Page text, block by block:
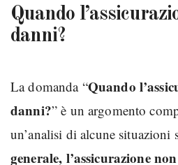
Quando
danni?
La domanda “Quando
danni?” è un argomento
un’analisi di alcune situazioni
generale, l’assicurazione